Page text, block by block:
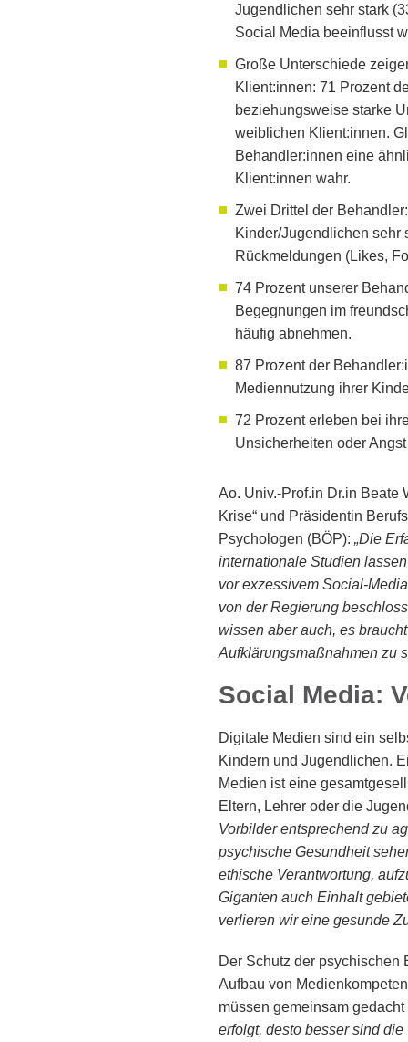
Jugendlichen sehr stark
Social Media beeinflusst
Große Unterschiede
Klient:innen: 71 Prozent
beziehungsweise starke
weiblichen Klient:innen.
Behandler:innen eine
Klient:innen wahr.
Zwei Drittel der
Kinder/Jugendlichen sehr
Rückmeldungen (Likes,
74 Prozent unserer
Begegnungen im
häufig abnehmen.
87 Prozent der
Mediennutzung ihrer
72 Prozent erleben bei
Unsicherheiten oder
Ao. Univ.-Prof.in Dr.in Beate
Krise“ und Präsidentin
Psychologen (BÖP): „Die
internationale Studien
vor exzessivem Social-
von der Regierung
wissen aber auch, es
Aufklärungsmaßnahmen zu
Social Media:
Digitale Medien sind ein
Kindern und Jugendlichen.
Medien ist eine
Eltern, Lehrer oder die
Vorbilder entsprechend zu
psychische Gesundheit
ethische Verantwortung,
Giganten auch Einhalt
verlieren wir eine gesunde
Der Schutz der
Aufbau von
müssen gemeinsam gedacht
erfolgt, desto besser sind